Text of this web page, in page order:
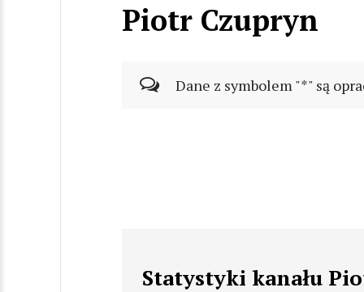
Piotr Czupryn
Dane z symbolem "*" są
Statystyki kanału